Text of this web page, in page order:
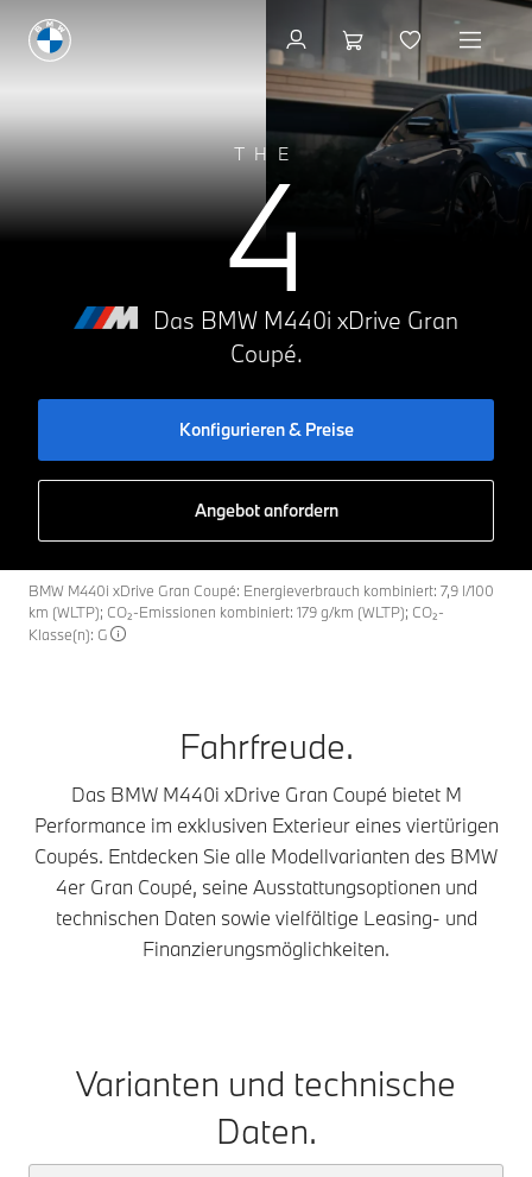
THE
4
Das BMW M440i xDrive Gran
Coupé.
Konfigurieren & Preise
Angebot anfordern
BMW M440i xDrive Gran Coupé: Energieverbrauch kombiniert: 7,9 l/100
km (WLTP); CO₂-Emissionen kombiniert: 179 g/km (WLTP); CO₂-
Klasse(n): G
Konfigurieren & Preise
Fahrfreude.
Das BMW M440i xDrive Gran Coupé bietet M
Performance im exklusiven Exterieur eines viertürigen
Coupés. Entdecken Sie alle Modellvarianten des BMW
4er Gran Coupé, seine Ausstattungsoptionen und
technischen Daten sowie vielfältige Leasing- und
Finanzierungsmöglichkeiten.
Varianten und technische
Daten.